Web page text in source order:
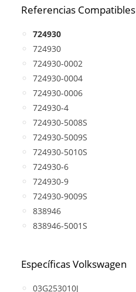
Referencias Compatibles
724930
724930
724930-0002
724930-0004
724930-0006
724930-4
724930-5008S
724930-5009S
724930-5010S
724930-6
724930-9
724930-9009S
838946
838946-5001S
Específicas Volkswagen
03G253010J